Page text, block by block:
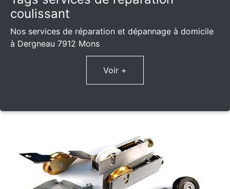
coulissant
Nos services de réparation et dépannage à domicile
à Dergneau 7912 Mons
Voir +